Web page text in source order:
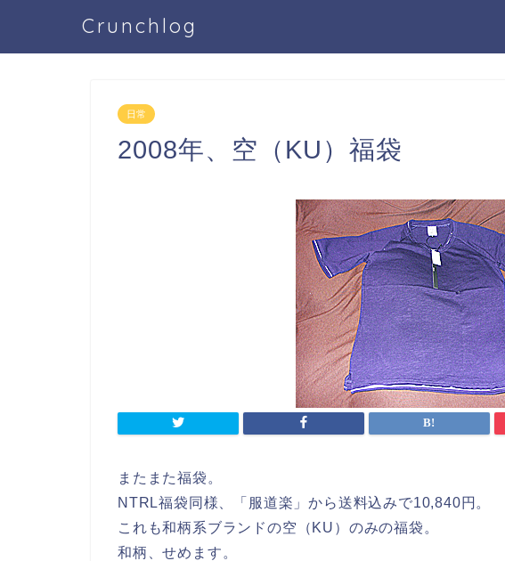
Crunchlog
日常
2008年、空（KU）福袋
またまた福袋。
NTRL福袋同様、「服道楽」から送料込みで10,840円。
これも和柄系ブランドの空（KU）のみの福袋。
和柄、せめます。